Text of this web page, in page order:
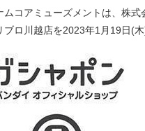
ムコアミューズメントは、株
ブロ川越店を2023年1月19日(